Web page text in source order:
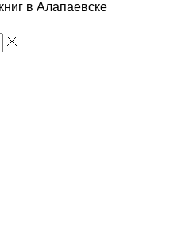
в Алапаевске